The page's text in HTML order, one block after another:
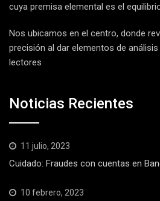
cuya premisa elemental es el
Nos ubicamos en el centro, donde
precisión al dar elementos de
lectores
Noticias Recientes
11 julio, 2023
Cuidado: Fraudes con cuentas en
10 febrero, 2023